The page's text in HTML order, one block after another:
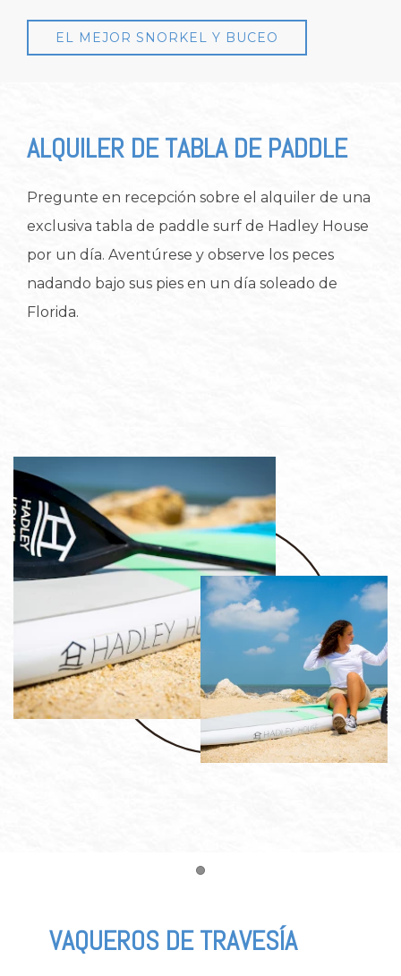
EL MEJOR SNORKEL Y BUCEO
ALQUILER DE TABLA DE PADDLE
Pregunte en recepción sobre el alquiler de una
exclusiva tabla de paddle surf de Hadley House
por un día. Aventúrese y observe los peces
nadando bajo sus pies en un día soleado de
Florida.
VAQUEROS DE TRAVESÍA